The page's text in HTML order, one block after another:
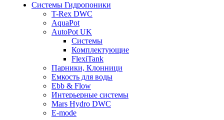
Системы Гидропоники
T-Rex DWC
AquaPot
AutoPot UK
Системы
Комплектующие
FlexiTank
Парники, Клонници
Емкость для воды
Ebb & Flow
Интерьерные системы
Mars Hydro DWC
E-mode